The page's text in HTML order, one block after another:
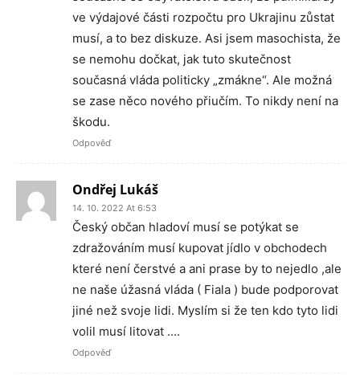
ve výdajové části rozpočtu pro Ukrajinu zůstat
musí, a to bez diskuze. Asi jsem masochista, že
se nemohu dočkat, jak tuto skutečnost
současná vláda politicky „zmákne“. Ale možná
se zase něco nového přiučím. To nikdy není na
škodu.
Odpověď
Ondřej Lukáš
14. 10. 2022 At 6:53
Český občan hladoví musí se potýkat se
zdražováním musí kupovat jídlo v obchodech
které není čerstvé a ani prase by to nejedlo ,ale
ne naše úžasná vláda ( Fiala ) bude podporovat
jiné než svoje lidi. Myslím si že ten kdo tyto lidi
volil musí litovat ….
Odpověď